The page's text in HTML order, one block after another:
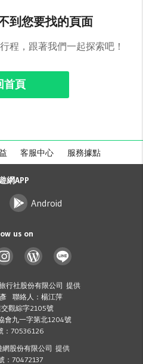
到您要找的頁面
程，跟著我們一起探索吧！
首頁
客服中心 服務據點
網APP
Android
us on
行社股份有限公司 提供
聯絡人：楊江萍
觀綜字2105號
會九一字第北1204號
：70536126
股份有限公司 提供
：70472137